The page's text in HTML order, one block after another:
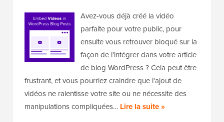
Avez-vous déjà créé la vidéo
parfaite pour votre public, pour
ensuite vous retrouver bloqué sur la
façon de l'intégrer dans votre article
de blog WordPress ? Cela peut être
frustrant, et vous pourriez craindre que l'ajout de
vidéos ne ralentisse votre site ou ne nécessite des
manipulations compliquées… Lire la suite »